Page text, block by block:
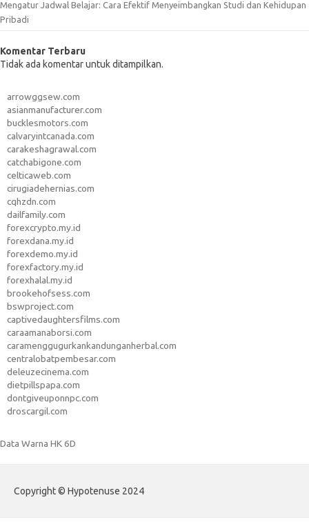
Mengatur Jadwal Belajar: Cara Efektif Menyeimbangkan Studi dan Kehidupan
Pribadi
Komentar Terbaru
Tidak ada komentar untuk ditampilkan.
arrowggsew.com
asianmanufacturer.com
bucklesmotors.com
calvaryintcanada.com
carakeshagrawal.com
catchabigone.com
celticaweb.com
cirugiadehernias.com
cqhzdn.com
dailfamily.com
forexcrypto.my.id
forexdana.my.id
forexdemo.my.id
forexfactory.my.id
forexhalal.my.id
brookehofsess.com
bswproject.com
captivedaughtersfilms.com
caraamanaborsi.com
caramenggugurkankandunganherbal.com
centralobatpembesar.com
deleuzecinema.com
dietpillspapa.com
dontgiveuponnpc.com
droscargil.com
Data Warna HK 6D
Copyright © Hypotenuse 2024